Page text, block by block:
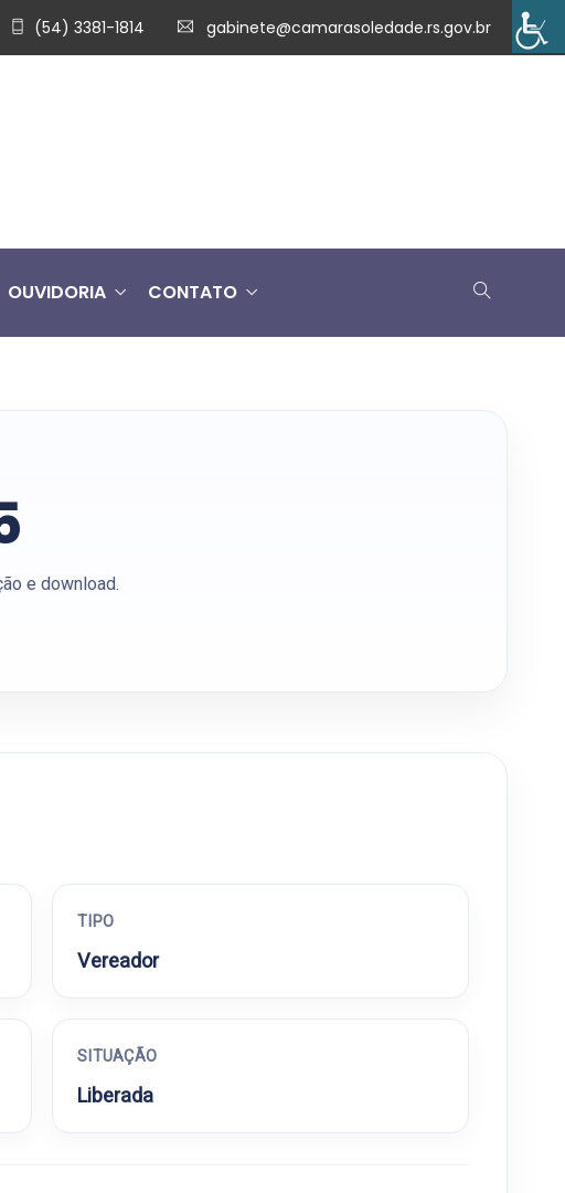
(54) 3381-1814 gabinete@camarasoledade.rs.gov.br
OUVIDORIA CONTATO
e download.
TIPO
Vereador
SITUAÇÃO
Liberada